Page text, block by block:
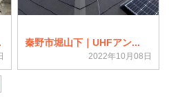
秦野市堀山下｜UHFアン...
2022年10月08日